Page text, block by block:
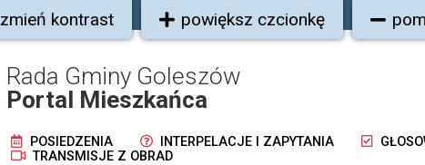
zmień kontrast powiększ czcionkę
Rada Gminy Goleszów
Portal Mieszkańca
POSIEDZENIA INTERPELACJE I ZAPYTANIA
TRANSMISJE Z OBRAD